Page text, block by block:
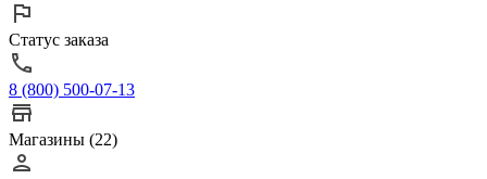
Статус заказа
8 (800) 500-07-13
Магазины (22)